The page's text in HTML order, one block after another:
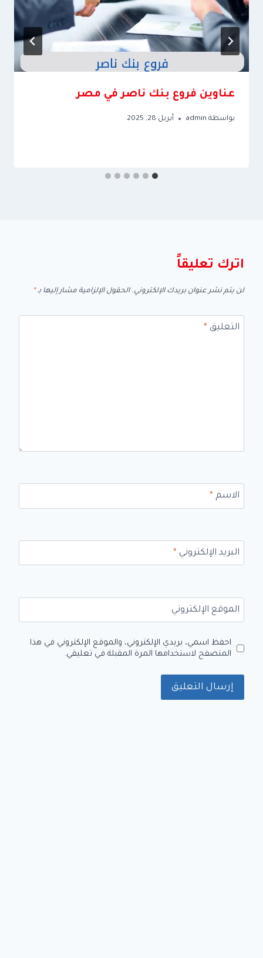
عناوين فروع بنك ناصر في مصر
بواسطة admin أبريل 28, 2025
اترك تعليقاً
لن يتم نشر عنوان بريدك الإلكتروني. الحقول الإلزامية مشار إليها بـ*
التعليق*
الاسم*
البريد الإلكتروني*
الموقع الإلكتروني
احفظ اسمي، بريدي الإلكتروني، والموقع الإلكتروني في هذا
المتصفح لاستخدامها المرة المقبلة في تعليقي.